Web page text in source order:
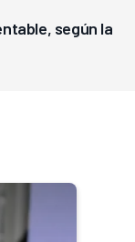
según la